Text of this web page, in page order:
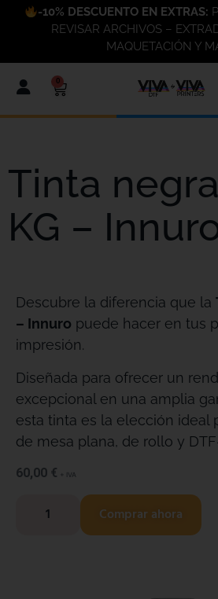
-10% DESCUENTO EN EXTRAS:
REVISAR ARCHIVOS –
MAQUETACIÓN Y
0
Tinta
KG –
Descubre la diferencia que la
– Innuro puede hacer en tus
impresión.
Diseñada para ofrecer un
excepcional en una amplia
esta tinta es la elección ideal
de mesa plana, de rollo y
60,00 € + IVA
Comprar ahora